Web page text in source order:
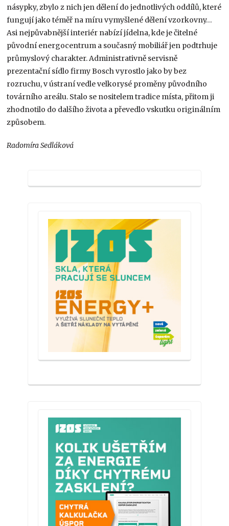
násypky, zbylo z nich jen dělení do jednotlivých oddílů, které
fungují jako téměř na míru vymyšlené dělení vzorkovny…
Asi nejpůvabnější interiér nabízí jídelna, kde je čitelné
původní energocentrum a současný mobiliář jen podtrhuje
průmyslový charakter. Administrativně servisně
prezentační sídlo firmy Bosch vyrostlo jako by bez
rozruchu, v ústraní vedle velkorysé proměny původního
továrního areálu. Stalo se nositelem tradice místa, přitom ji
zhodnotilo do dalšího života a převedlo vskutku originálním
způsobem.
Radomíra Sedláková